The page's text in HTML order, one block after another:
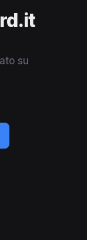
su